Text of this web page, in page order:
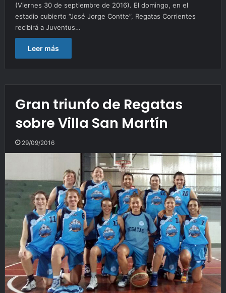
(Viernes 30 de septiembre de 2016). El domingo, en el
estadio cubierto “José Jorge Contte”, Regatas Corrientes
recibirá a Juventus…
Leer más
Gran triunfo de Regatas
sobre Villa San Martín
29/09/2016